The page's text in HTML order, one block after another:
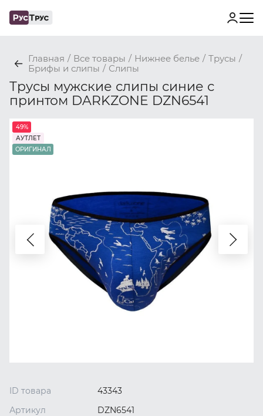
Главная / Все товары / Нижнее белье / Трусы /
Брифы и слипы / Слипы
Трусы мужские слипы синие с
принтом DARKZONE DZN6541
49%
АУТЛЕТ
ОРИГИНАЛ
ID товара
43343
Артикул
DZN6541